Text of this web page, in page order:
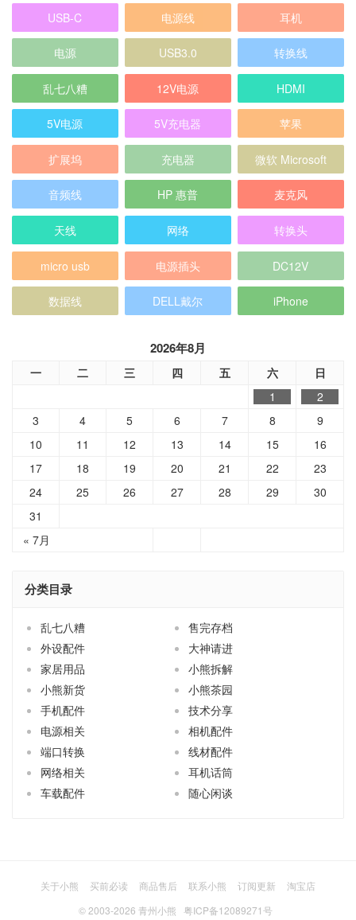
USB-C 电源线 耳机
电源 USB3.0 转换线
乱七八糟 12V电源 HDMI
5V电源 5V充电器 苹果
扩展坞 充电器 微软 Microsoft
音频线 HP 惠普 麦克风
天线 网络 转换头
micro usb 电源插头 DC12V
数据线 DELL戴尔 iPhone
2026年8月
一 二 三 四 五 六 日
« 7月
1
2
3
4 5 6 7 8
9
10
11 12 13 14 15
16
17
18 19 20 21 22
23
24
25 26 27 28 29
30
31
分类目录
乱七八糟
售完存档
外设配件
大神请进
家居用品
小熊拆解
小熊新货
小熊茶园
手机配件
技术分享
电源相关
相机配件
端口转换
线材配件
网络相关
耳机话筒
车载配件
随心闲谈
关于小熊 买前必读 商品售后 联系小熊 订阅更新
淘宝店
© 2003-2026 青州小熊 粤ICP备12089271号